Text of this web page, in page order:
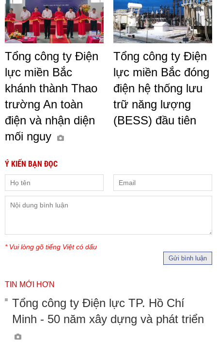
Tổng công ty Điện
lực miền Bắc
khánh thành Thao
trường An toàn
điện và nhận diện
mối nguy
Tổng công ty Điện
lực miền Bắc đóng
điện hệ thống lưu
trữ năng lượng
(BESS) đầu tiên
Ý KIẾN BẠN ĐỌC
* Vui lòng gõ tiếng Việt có dấu
Gửi bình luận
TIN MỚI HƠN
Tổng công ty Điện lực TP. Hồ Chí
Minh - 50 năm xây dựng và phát triển